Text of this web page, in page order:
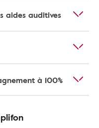
aides auditives
à 100%